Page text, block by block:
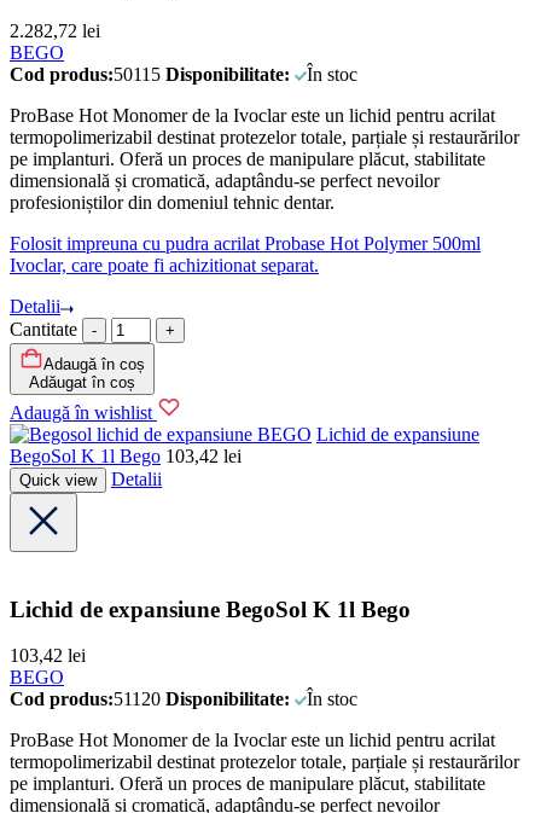
2.282,72 lei
BEGO
Cod produs:50115 Disponibilitate:
În stoc
ProBase Hot Monomer de la Ivoclar este un lichid pentru acrilat
termopolimerizabil destinat protezelor totale, parțiale și restaurărilor
pe implanturi. Oferă un proces de manipulare plăcut, stabilitate
dimensională și cromatică, adaptându-se perfect nevoilor
profesioniștilor din domeniul tehnic dentar.
Folosit impreuna cu pudra acrilat Probase Hot Polymer 500ml
Ivoclar, care poate fi achizitionat separat.
Detalii
Cantitate
Adaugă în coș
Adăugat în coș
Adaugă în wishlist
BEGO Lichid de expansiune
BegoSol K 1l Bego 103,42 lei
Quick view Detalii
Lichid de expansiune BegoSol K 1l Bego
103,42 lei
BEGO
Cod produs:51120 Disponibilitate:
În stoc
ProBase Hot Monomer de la Ivoclar este un lichid pentru acrilat
termopolimerizabil destinat protezelor totale, parțiale și restaurărilor
pe implanturi. Oferă un proces de manipulare plăcut, stabilitate
dimensională și cromatică, adaptându-se perfect nevoilor